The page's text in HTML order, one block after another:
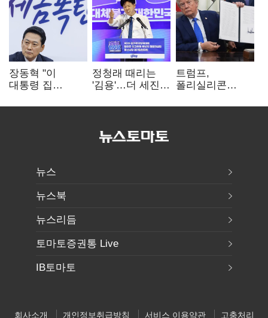
장동혁 "이
대통령 집
폭탄…'내로남불'"
정청래 때리는
'김용'…더 세진
입
트럼프,
폴리실리콘
관세…"미 산업
뉴스
뉴스북
뉴스리듬
토마토증권통 Live
IB토마토
회사소개 개인정보취급방침 서비스 이용약관 고충처리